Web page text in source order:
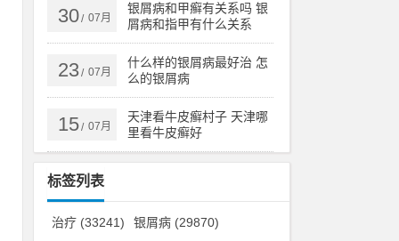
30/ 07月
银屑病和甲癣有关系吗 银
屑病和指甲有什么关系
23/ 07月
什么样的银屑病最好治 怎
么的银屑病
15/ 07月
天津看牛皮癣村子 天津哪
里看牛皮癣好
标签列表
治疗 (33241) 银屑病 (29870)